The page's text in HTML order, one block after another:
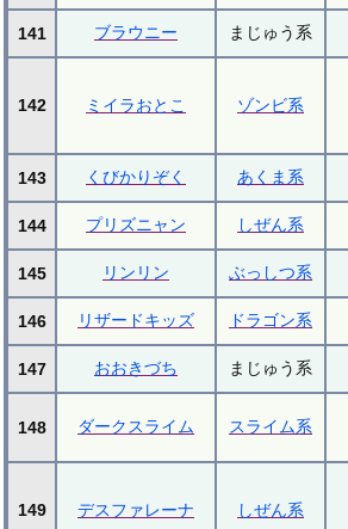
141 ブラウニー まじゅう系
142 ミイラおとこ ゾンビ系
143 くびかりぞく あくま系
144 プリズニャン しぜん系
145 リンリン ぶっしつ系
146 リザードキッズ ドラゴン系
147 おおきづち まじゅう系
148 ダークスライム スライム系
149 デスファレーナ しぜん系